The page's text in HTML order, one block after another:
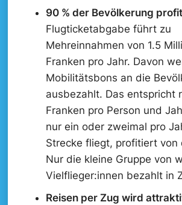
90 % der Bevölkerung
Flugticketabgabe führt zu
Mehreinnahmen von 1.5
Franken pro Jahr. Davon
Mobilitätsbons an die
ausbezahlt. Das entspricht
Franken pro Person und
nur ein oder zweimal pro
Strecke fliegt, profitiert von
Nur die kleine Gruppe von
Vielflieger:innen bezahlt in
Reisen per Zug wird